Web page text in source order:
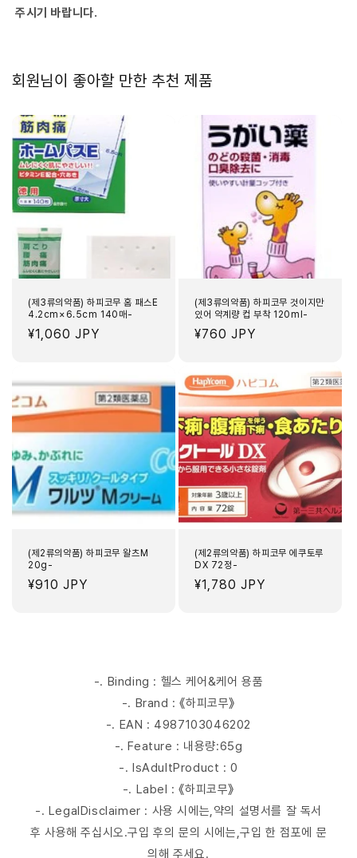
주시기 바랍니다.
회원님이 좋아할 만한 추천 제품
(제3류의약품) 하피코무 홈 패스E
4.2cm×6.5cm 140매-
정
¥1,060 JPY
(제3류의약품) 하피코무 것이지만
있어 약계량 컵 부착 120ml-
정
¥760 JPY
(제2류의약품) 하피코무 왈츠M
20g-
정
¥910 JPY
(제2류의약품) 하피코무 에쿠토루
DX 72정-
정
¥1,780 JPY
-. Binding : 헬스 케어&케어 용품
-. Brand : 《하피코무》
-. EAN : 4987103046202
-. Feature : 내용량:65g
-. IsAdultProduct : 0
-. Label : 《하피코무》
-. LegalDisclaimer : 사용 시에는,약의 설명서를 잘 독서
후 사용해 주십시오.구입 후의 문의 시에는,구입 한 점포에 문
의해 주세요.